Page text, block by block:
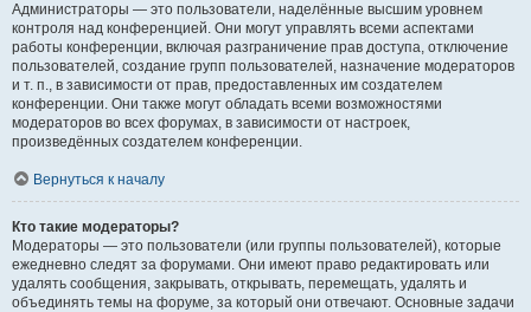
Администраторы — это пользователи, наделённые высшим уровнем
контроля над конференцией. Они могут управлять всеми аспектами
работы конференции, включая разграничение прав доступа, отключение
пользователей, создание групп пользователей, назначение модераторов
и т. п., в зависимости от прав, предоставленных им создателем
конференции. Они также могут обладать всеми возможностями
модераторов во всех форумах, в зависимости от настроек,
произведённых создателем конференции.
Вернуться к началу
Кто такие модераторы?
Модераторы — это пользователи (или группы пользователей), которые
ежедневно следят за форумами. Они имеют право редактировать или
удалять сообщения, закрывать, открывать, перемещать, удалять и
объединять темы на форуме, за который они отвечают. Основные задачи